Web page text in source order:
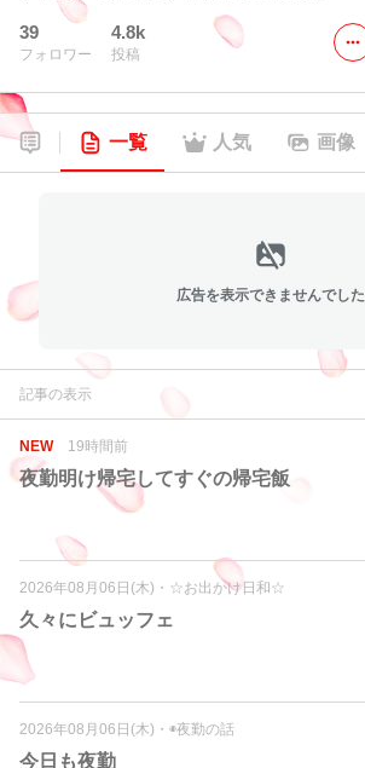
39
フォロワー
4.8k
投稿
一覧 人気 画像
広告を表示できませんでした
記事の表示
NEW 19時間前
夜勤明け帰宅してすぐの帰宅飯
2026年08月06日(木) ・ ☆お出かけ日和☆
久々にビュッフェ
2026年08月06日(木) ・ ◉夜勤の話
今日も夜勤